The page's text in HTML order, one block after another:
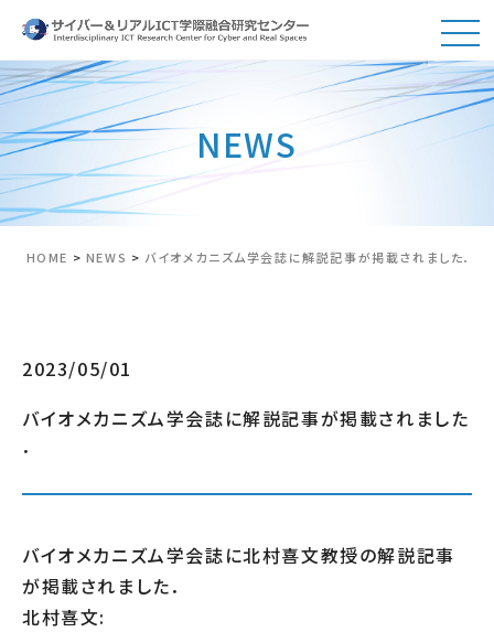
NEWS
HOME > NEWS > バイオメカニズム学会誌に解説記事が掲載されました．
2023/05/01
バイオメカニズム学会誌に解説記事が掲載されました
．
バイオメカニズム学会誌に北村喜文教授の解説記事
が掲載されました．
北村喜文: